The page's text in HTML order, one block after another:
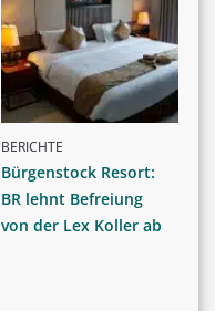
BERICHTE
Bürgenstock Resort:
BR lehnt Befreiung
von der Lex Koller ab